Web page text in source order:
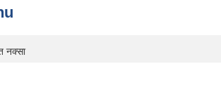
नक्सा